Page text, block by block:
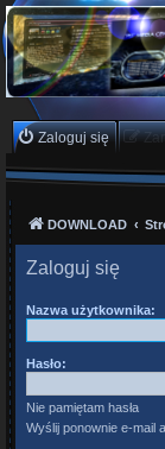
PKTeam -
Team
Hyperion, Enigma, E2,
Zaloguj się
DOWNLOAD
Zaloguj się
Nazwa użytkownika:
Hasło:
Nie pamiętam hasła
Wyślij ponownie e-mail